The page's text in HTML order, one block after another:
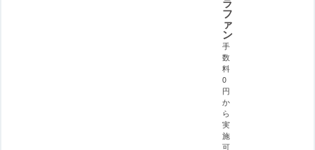
フ
ァ
ン
手
数
料
0
円
か
ら
実
施
可